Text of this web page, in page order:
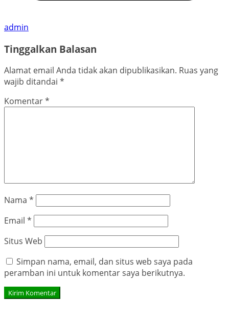
admin
Tinggalkan Balasan
Alamat email Anda tidak akan dipublikasikan. Ruas yang
wajib ditandai *
Komentar*
Nama *
Email *
Situs Web
Simpan nama, email, dan situs web saya pada
peramban ini untuk komentar saya berikutnya.